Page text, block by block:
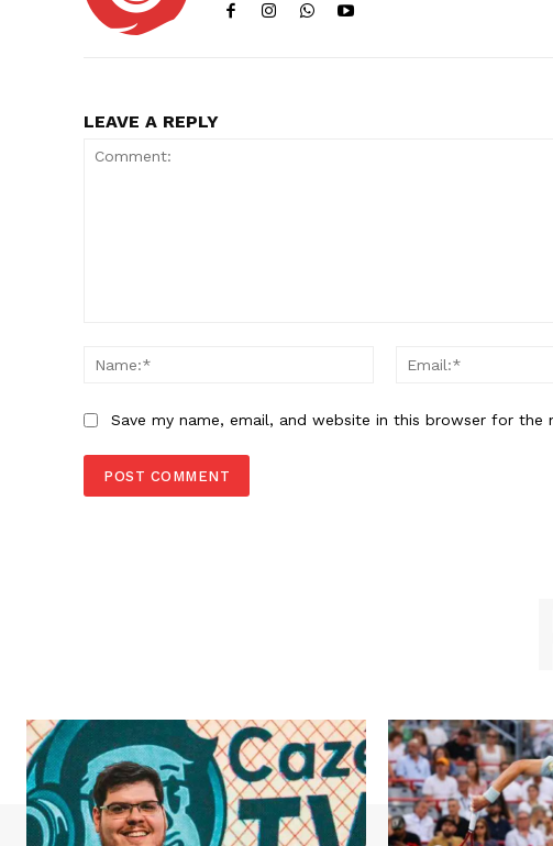
LEAVE A REPLY
Name:*
Save my name, email, and website in this browser for the